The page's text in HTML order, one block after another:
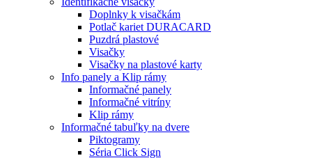
Doplnky k visačkám
Potlač kariet DURACARD
Puzdrá plastové
Visačky
Visačky na plastové karty
Info panely a Klip rámy
Informačné panely
Informačné vitríny
Klip rámy
Informačné tabuľky na dvere
Piktogramy
Séria Click Sign